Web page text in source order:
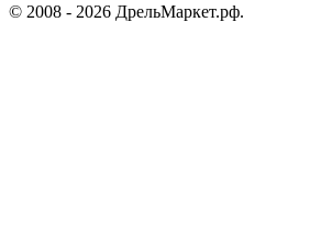
© 2008 - 2026 ДрельМаркет.рф.